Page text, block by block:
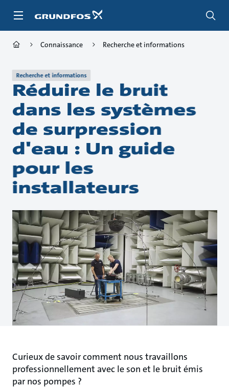
Connaissance Recherche et informations
Recherche et informations
Réduire le bruit
dans les systèmes
de surpression
d'eau : Un guide
pour les
installateurs
Curieux de savoir comment nous travaillons
professionnellement avec le son et le bruit émis
par nos pompes ?